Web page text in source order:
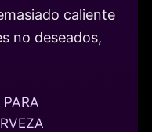
caliente
no deseados,